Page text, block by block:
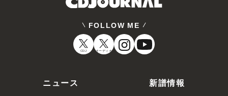
FOLLOW ME
CDJ オーディオ
ニュース
新譜情報